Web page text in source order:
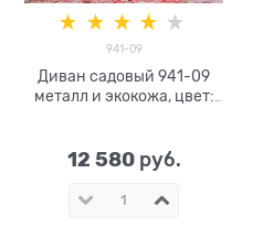
941-09
Диван садовый 941-09
металл и экокожа, цвет:
12 580 руб.